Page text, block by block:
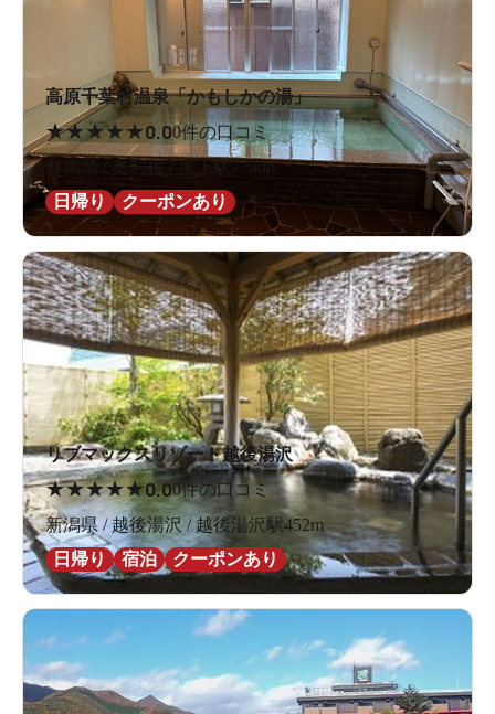
高原千葉村温泉「かもしかの湯」
★★★★★0.00件の口コミ
群馬県 / 奥利根 / 水上駅7.5km
日帰り
クーポンあり
リブマックスリゾート越後湯沢
★★★★★0.00件の口コミ
新潟県 / 越後湯沢 / 越後湯沢駅452m
日帰り
宿泊 クーポンあり